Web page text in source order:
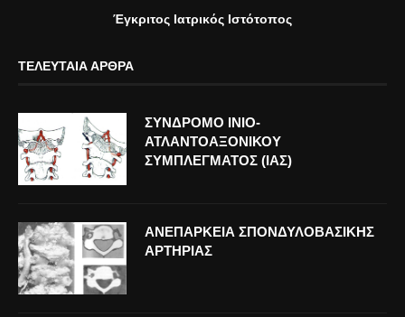
Έγκριτος Ιατρικός Ιστότοπος
ΤΕΛΕΥΤΑΊΑ ΆΡΘΡΑ
ΣΥΝΔΡΟΜΟ ΙΝΙΟ-
ΑΤΛΑΝΤΟΑΞΟΝΙΚΟΥ
ΣΥΜΠΛΕΓΜΑΤΟΣ (ΙΑΣ)
ΑΝΕΠΑΡΚΕΙΑ ΣΠΟΝΔΥΛΟΒΑΣΙΚΗΣ
ΑΡΤΗΡΙΑΣ